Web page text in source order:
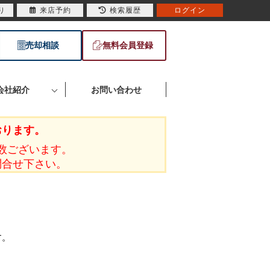
売却相談 無料会員登録
社紹介 お問い合わせ
ます。
ざいます。
せ下さい。
来店予約 検索履歴 ログイン